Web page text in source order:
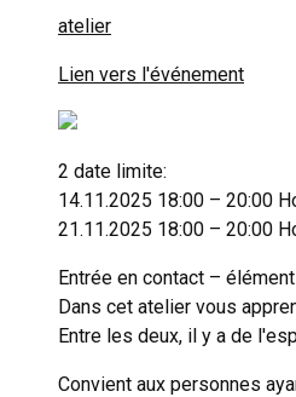
atelier
Lien vers l'événement
2 date limite:
14.11.2025 18:00 – 20:00
21.11.2025 18:00 – 20:00
Entrée en contact –
Dans cet atelier vous
Entre les deux, il y a de
Convient aux personnes